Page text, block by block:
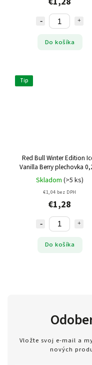
Do košíka
Tip
Red Bull Winter Edition
Vanilla Berry plechovka
(záloha)
Skladom (>5 ks)
€1,04 bez DPH
€1,28
Do košíka
Vložte svoj e-mail a
nových